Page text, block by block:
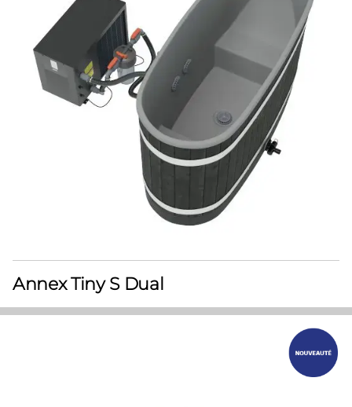
Annex Tiny S Dual